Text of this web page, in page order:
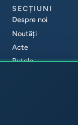
SECȚIUNI
Despre noi
Noutăți
Acte
Rutele